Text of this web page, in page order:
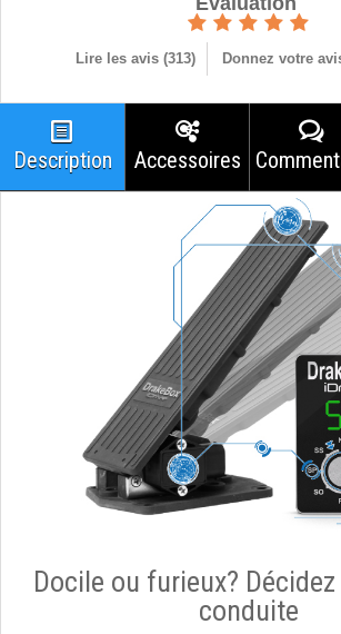
Lire les avis (313) Donnez votre
Description Accessoires
Docile ou furieux?
conduite